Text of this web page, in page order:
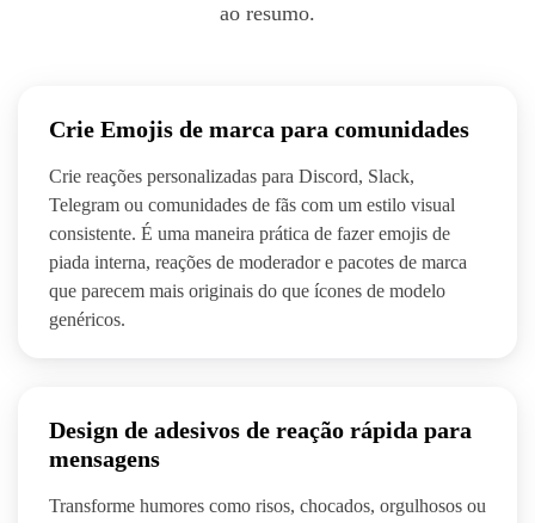
ao resumo.
Crie Emojis de marca para comunidades
Crie reações personalizadas para Discord, Slack,
Telegram ou comunidades de fãs com um estilo visual
consistente. É uma maneira prática de fazer emojis de
piada interna, reações de moderador e pacotes de marca
que parecem mais originais do que ícones de modelo
genéricos.
Design de adesivos de reação rápida para
mensagens
Transforme humores como risos, chocados, orgulhosos ou